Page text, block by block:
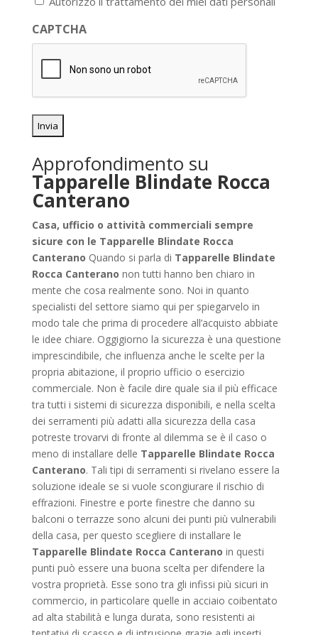
privacy
*
CAPTCHA
Approfondimento su
Tapparelle Blindate Rocca
Canterano
Casa, ufficio o attività commerciali sempre
sicure con le Tapparelle Blindate Rocca
Canterano Quando si parla di Tapparelle Blindate
Rocca Canterano non tutti hanno ben chiaro in
mente che cosa realmente sono. Noi in quanto
specialisti del settore siamo qui per spiegarvelo in
modo tale che prima di procedere all’acquisto abbiate
le idee chiare. Oggigiorno la sicurezza è una questione
imprescindibile, che influenza anche le scelte per la
propria abitazione, il proprio ufficio o esercizio
commerciale. Non è facile dire quale sia il più efficace
tra tutti i sistemi di sicurezza disponibili, e nella scelta
dei serramenti più adatti alla sicurezza della casa
potreste trovarvi di fronte al dilemma se è il caso o
meno di installare delle Tapparelle Blindate Rocca
Canterano. Tali tipi di serramenti si rivelano essere la
soluzione ideale se si vuole scongiurare il rischio di
effrazioni. Finestre e porte finestre che danno su
balconi o terrazze sono alcuni dei punti più vulnerabili
della casa, per questo scegliere di installare le
Tapparelle Blindate Rocca Canterano in questi
punti può essere una buona scelta per difendere la
vostra proprietà. Esse sono tra gli infissi più sicuri in
commercio, in particolare quelle in acciaio coibentato
ad alta stabilità e lunga durata, sono resistenti ai